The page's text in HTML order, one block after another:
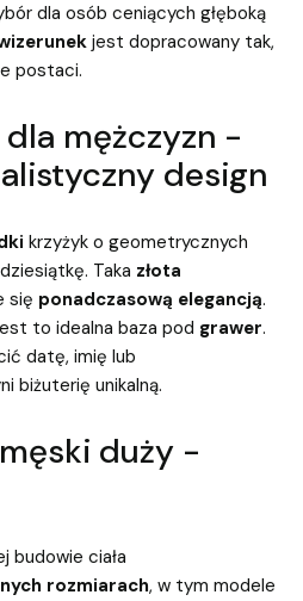
dla osób ceniących głęboką
jest dopracowany tak,
postaci.
dla mężczyzn -
design
krzyżyk o geometrycznych
Taka złota
się ponadczasową elegancją.
to idealna baza pod grawer.
datę, imię lub
biżuterię unikalną.
duży -
budowie ciała
rozmiarach, w tym modele